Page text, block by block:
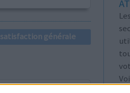
satisfaction générale